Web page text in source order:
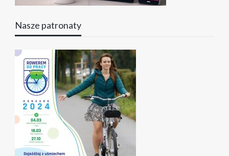
Nasze patronaty